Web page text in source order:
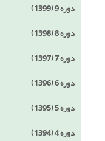
دوره 9 (1399)
دوره 8 (1398)
دوره 7 (1397)
دوره 6 (1396)
دوره 5 (1395)
دوره 4 (1394)